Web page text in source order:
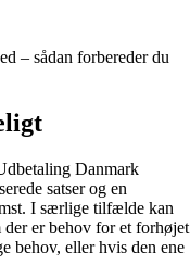
– sådan forbereder du
Danmark
satser og en
I særlige tilfælde kan
er behov for et forhøjet
behov, eller hvis den ene